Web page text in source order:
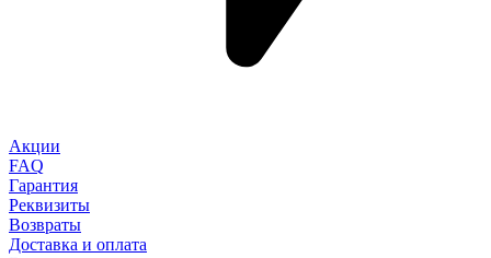
Акции
FAQ
Гарантия
Реквизиты
Возвраты
Доставка и оплата